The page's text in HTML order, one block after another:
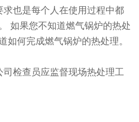
也是每个人在使用过程中都
如果您不知道燃气锅炉的热处
如何完成燃气锅炉的热处理。
检查员应监督现场热处理工